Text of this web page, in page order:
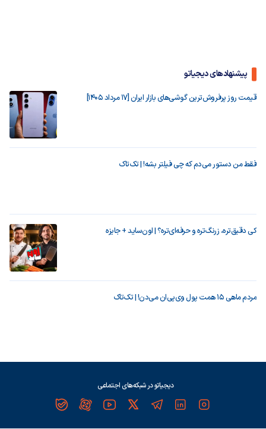
پیشنهادهای دیجیاتو
قیمت روز پرفروش‌ترین گوشی‌های بازار ایران [17 مرداد 1405]
فقط من دستور می‌دم که چی فیلتر بشه! | تک‌تاک
کی دقیق‌تره، زرنگ‌تره و حرفه‌ای‌تره؟ | اون‌ساید + جایزه
مردم ماهی ۱۵ همت پول وی‌پی‌ان می‌دن! | تک‌تاک
دیجیاتو در شبکه‌های اجتماعی